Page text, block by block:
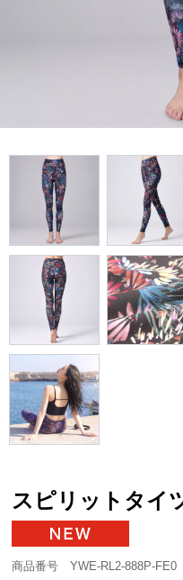
スピリットタイ
商品番号 YWE-RL2-888P-FE0